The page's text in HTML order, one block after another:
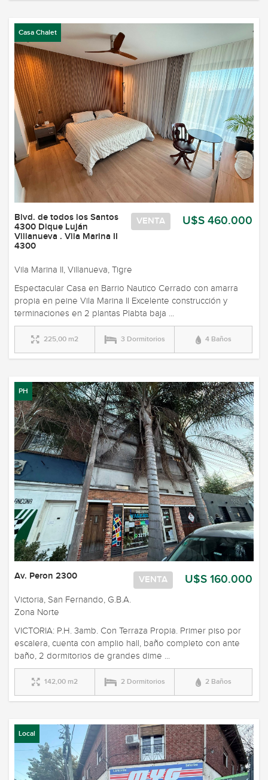
Casa Chalet
U$S 460.000
VENTA
Blvd. de todos los Santos
4300 Dique Luján
Villanueva . Vila Marina II
4300
Vila Marina II, Villanueva, Tigre
Espectacular Casa en Barrio Nautico Cerrado con amarra
propia en peine Vila Marina II Excelente construcción y
terminaciones en 2 plantas Plabta baja ...
225,00 m2 3 Dormitorios 4 Baños
PH
U$S 160.000
VENTA
Av. Peron 2300
Victoria, San Fernando, G.B.A.
Zona Norte
VICTORIA: P.H. 3amb. Con Terraza Propia. Primer piso por
escalera, cuenta con amplio hall, baño completo con ante
baño, 2 dormitorios de grandes dime ...
142,00 m2 2 Dormitorios 2 Baños
Local